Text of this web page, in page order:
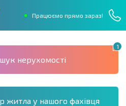
Працюємо прямо зараз!
1
нерухомості
житла у нашого фахівця